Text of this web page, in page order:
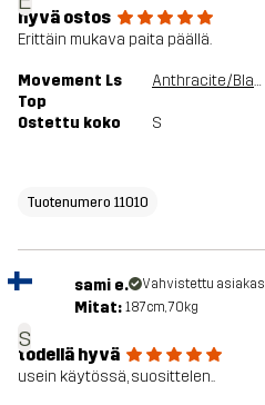
hyvä ostos
Erittäin mukava paita päällä.
Movement Ls
Top
Anthracite/Black
Ostettu koko S
Tuotenumero 11010
s
sami e. Vahvistettu asiakas
Mitat: 187cm, 70kg
todellä hyvä
usein käytössä, suosittelen..